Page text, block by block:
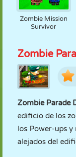
Zombie Mission
Survivor
Zombie
Zombie Parade
edificio de los
los Power-ups y
alejados del